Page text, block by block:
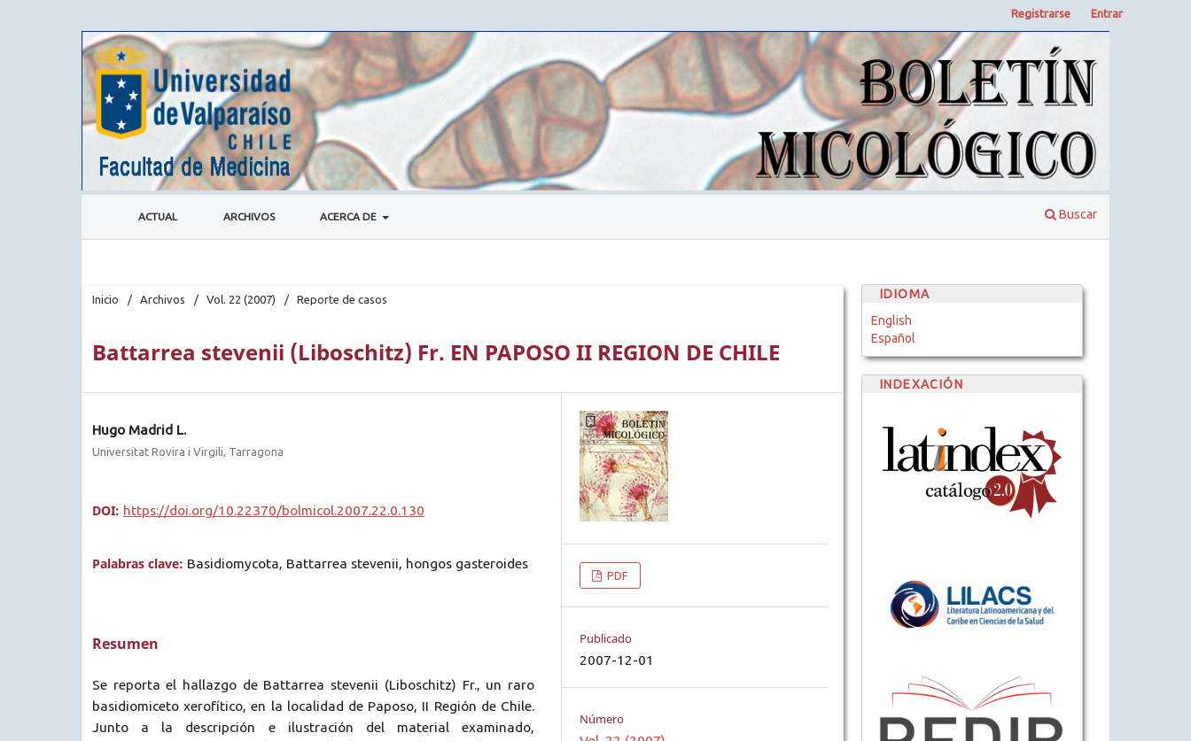
ACTUAL ARCHIVOS ACERCA DE Buscar
Registrarse Entrar
Inicio / Archivos / Vol. 22 (2007) / Reporte de casos
Battarrea stevenii (Liboschitz) Fr. EN PAPOSO II REGION DE CHILE
Hugo Madrid L.
Universitat Rovira i Virgili, Tarragona
DOI: https://doi.org/10.22370/bolmicol.2007.22.0.130
Palabras clave: Basidiomycota, Battarrea stevenii, hongos gasteroides
Resumen
Se reporta el hallazgo de Battarrea stevenii (Liboschitz) Fr., un raro
basidiomiceto xerofítico, en la localidad de Paposo, II Región de Chile.
Junto a la descripción e ilustración del material examinado,
PDF
Publicado
2007-12-01
Número
IDIOMA
English
Español
INDEXACIÓN